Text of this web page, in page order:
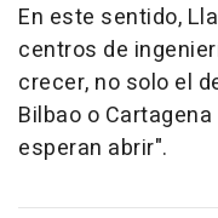
En este sentido,
centros de
crecer, no solo el
Bilbao o
esperan abrir".